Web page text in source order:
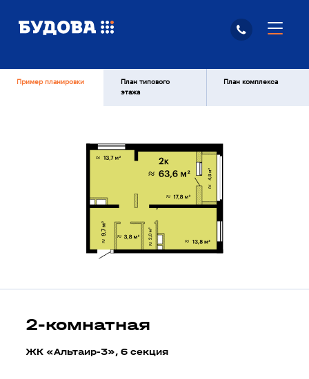
Пример планировки
План типового
этажа
План комплекса
2-комнатная
ЖК «Альтаир-3», 6 секция